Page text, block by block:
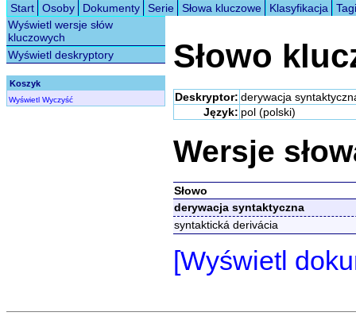
Start Osoby Dokumenty Serie Słowa kluczowe Klasyfikacja
Tagi
Wyświetl wersje słów
kluczowych
Wyświetl deskryptory
Koszyk
Wyświetl Wyczyść
Słowo
Deskryptor: derywacja
Język: pol (polski)
Wersje
Słowo
derywacja syntaktyczna
syntaktická derivácia
[Wyświetl